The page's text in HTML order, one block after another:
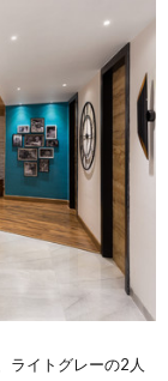
ライトグレーの2人